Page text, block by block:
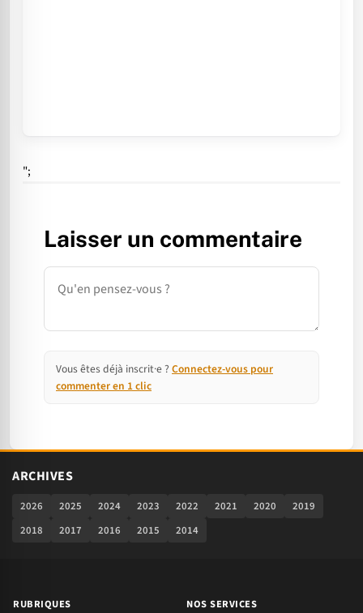
";
Laisser un commentaire
Commentaire
Vous êtes déjà inscrit·e ? Connectez-vous pour
commenter en 1 clic
ARCHIVES
2026 2025 2024 2023 2022 2021 2020
2019
2018
2017 2016 2015 2014
RUBRIQUES
NOS SERVICES